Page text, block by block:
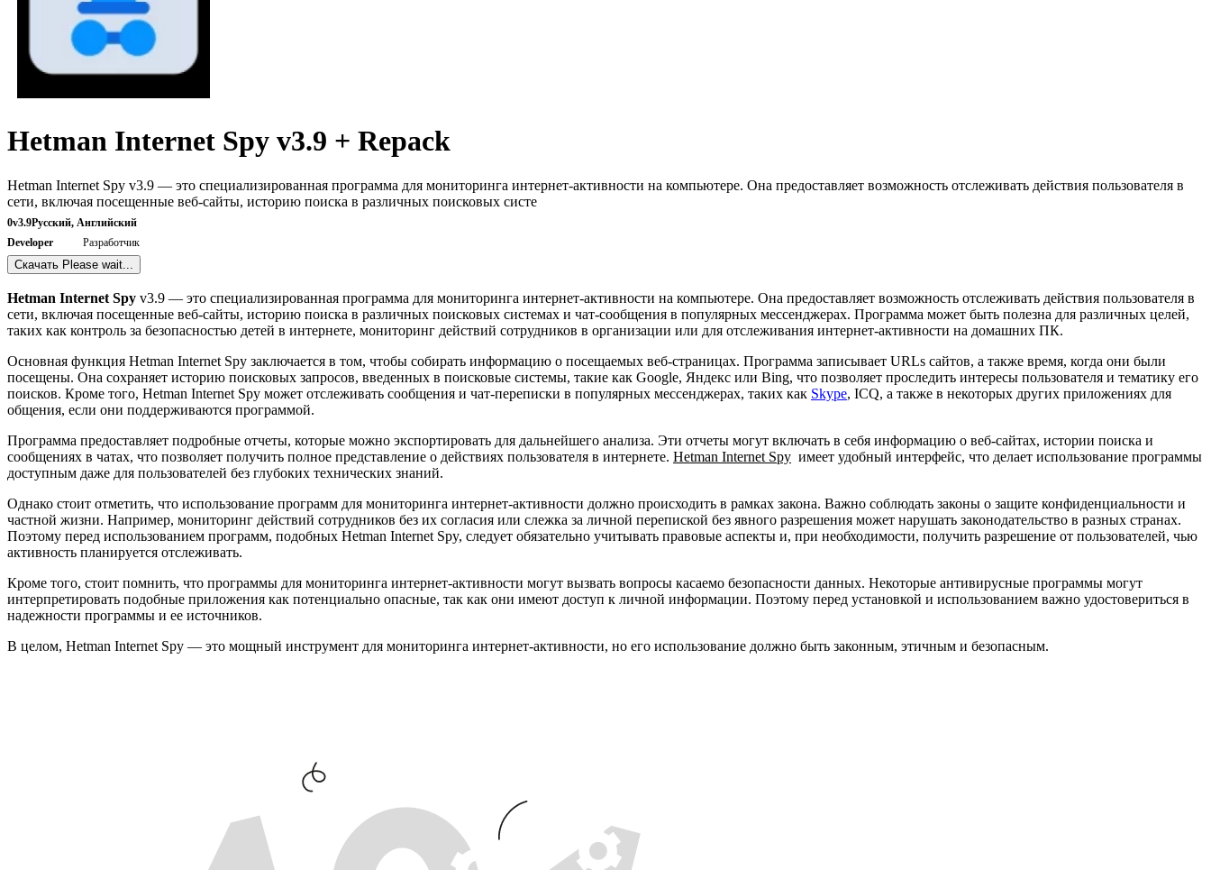
Hetman Internet Spy v3.9 + Repack
Hetman Internet Spy v3.9 — это специализированная программа для мониторинга интернет-активности на компьютере. Она предоставляет возможность отслеживать действия пользователя в
сети, включая посещенные веб-сайты, историю поиска в различных поисковых систе
0v3.9Русский, Английский
Developer
Разработчик
Скачать Please wait...
Hetman Internet Spy v3.9 — это специализированная программа для мониторинга интернет-активности на компьютере. Она предоставляет возможность отслеживать действия пользователя в
сети, включая посещенные веб-сайты, историю поиска в различных поисковых системах и чат-сообщения в популярных мессенджерах. Программа может быть полезна для различных целей,
таких как контроль за безопасностью детей в интернете, мониторинг действий сотрудников в организации или для отслеживания интернет-активности на домашних ПК.
Основная функция Hetman Internet Spy заключается в том, чтобы собирать информацию о посещаемых веб-страницах. Программа записывает URLs сайтов, а также время, когда они были
посещены. Она сохраняет историю поисковых запросов, введенных в поисковые системы, такие как Google, Яндекс или Bing, что позволяет проследить интересы пользователя и тематику его
поисков. Кроме того, Hetman Internet Spy может отслеживать сообщения и чат-переписки в популярных мессенджерах, таких как Skype, ICQ, а также в некоторых других приложениях для
общения, если они поддерживаются программой.
Программа предоставляет подробные отчеты, которые можно экспортировать для дальнейшего анализа. Эти отчеты могут включать в себя информацию о веб-сайтах, истории поиска и
сообщениях в чатах, что позволяет получить полное представление о действиях пользователя в интернете. Hetman Internet Spy имеет удобный интерфейс, что делает использование программы
доступным даже для пользователей без глубоких технических знаний.
Однако стоит отметить, что использование программ для мониторинга интернет-активности должно происходить в рамках закона. Важно соблюдать законы о защите конфиденциальности и
частной жизни. Например, мониторинг действий сотрудников без их согласия или слежка за личной перепиской без явного разрешения может нарушать законодательство в разных странах.
Поэтому перед использованием программ, подобных Hetman Internet Spy, следует обязательно учитывать правовые аспекты и, при необходимости, получить разрешение от пользователей, чью
активность планируется отслеживать.
Кроме того, стоит помнить, что программы для мониторинга интернет-активности могут вызвать вопросы касаемо безопасности данных. Некоторые антивирусные программы могут
интерпретировать подобные приложения как потенциально опасные, так как они имеют доступ к личной информации. Поэтому перед установкой и использованием важно удостовериться в
надежности программы и ее источников.
В целом, Hetman Internet Spy — это мощный инструмент для мониторинга интернет-активности, но его использование должно быть законным, этичным и безопасным.